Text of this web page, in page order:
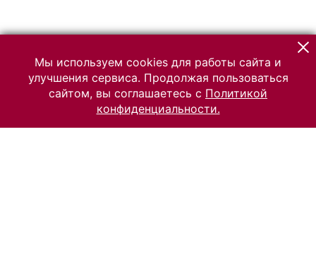
Мы используем cookies для работы сайта и
улучшения сервиса. Продолжая пользоваться
сайтом, вы соглашаетесь с Политикой
конфиденциальности.